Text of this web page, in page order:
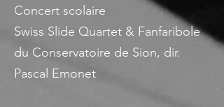
Concert scolaire
Swiss Slide Quartet & Fanfaribole
du Conservatoire de Sion, dir.
Pascal Emonet